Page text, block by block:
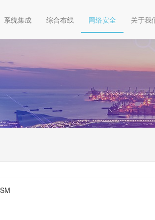
系统集成 综合布线 网络安全 关于我